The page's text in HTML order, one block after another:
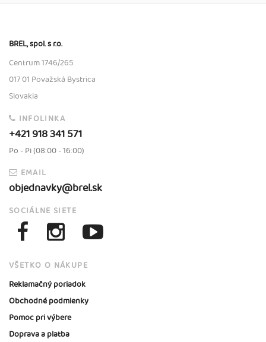
BREL, spol. s r.o.
Centrum 1746/265
017 01 Považská Bystrica
Slovakia
INFOLINKA
+421 918 341 571
Po - Pi (08:00 - 16:00)
EMAIL
objednavky@brel.sk
SOCIÁLNE SIETE
VŠETKO O NÁKUPE
Reklamačný poriadok
Obchodné podmienky
Pomoc pri výbere
Doprava a platba